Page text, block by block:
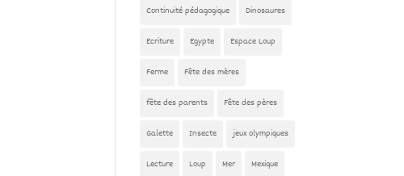
Continuité pédagogique Dinosaures
Ecriture Egypte Espace Loup
Ferme Fête des mères
fête des parents Fête des pères
Galette Insecte jeux olympiques
Lecture Loup Mer Mexique